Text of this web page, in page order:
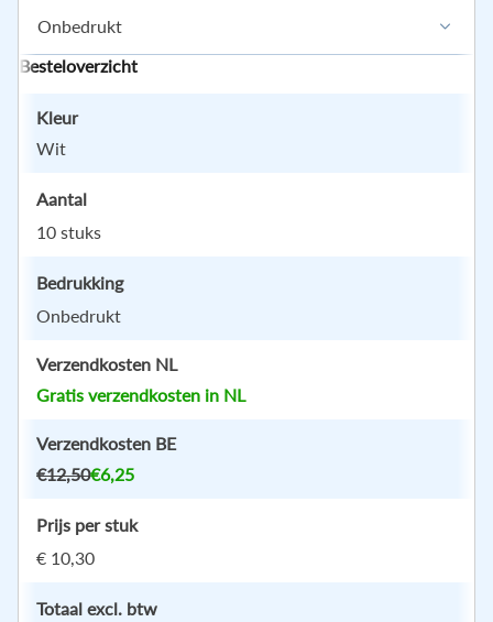
Onbedrukt
Besteloverzicht
Kleur
Wit
Aantal
10 stuks
Bedrukking
Onbedrukt
Verzendkosten NL
Gratis verzendkosten in NL
Verzendkosten BE
€12,50€6,25
Prijs per stuk
€ 10,30
Totaal excl. btw